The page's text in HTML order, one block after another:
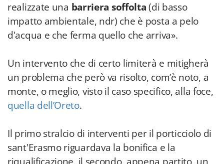
realizzate una barriera soffolta(di basso
impatto ambientale, ndr) che è posta a pelo
d'acqua e che ferma quello che arriva».
Un intervento che di certo limiterà e mitigherà
un problema che però va risolto, com’è noto, a
monte, o meglio, visto il caso specifico, alla foce,
quella dell’Oreto.
Il primo stralcio di interventi per il porticciolo di
sant'Erasmo riguardava la bonifica e la